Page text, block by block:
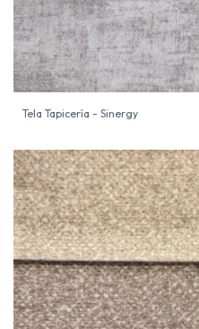
Tela Tapicería - Sinergy